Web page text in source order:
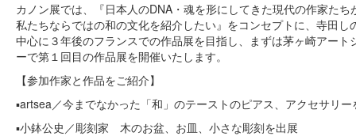
カノン展では、『日本人のDNA・魂を形にしてきた現代の作家たち
私たちならではの和の文化を紹介したい』をコンセプトに、寺田し
中心に３年後のフランスでの作品展を目指し、まずは茅ヶ崎アート
ーで第１回目の作品展を開催いたします。
【参加作家と作品をご紹介】
▪️artsea／今までなかった「和」のテーストのピアス、アクセサリー
▪️小鉢公史／彫刻家 木のお盆、お皿、小さな彫刻を出展